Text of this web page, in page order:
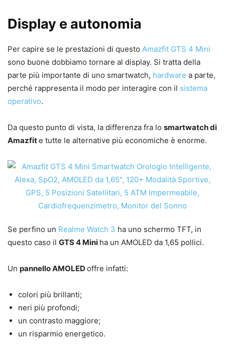
Display e autonomia
Per capire se le prestazioni di questo Amazfit GTS 4 Mini
sono buone dobbiamo tornare al display. Si tratta della
parte più importante di uno smartwatch, hardware a parte,
perché rappresenta il modo per interagire con il sistema
operativo.
Da questo punto di vista, la differenza fra lo smartwatch di
Amazfite tutte le alternative più economiche è enorme.
Se perfino un Realme Watch 3 ha uno schermo TFT, in
questo caso il GTS 4 Mini ha un AMOLED da 1,65 pollici.
Un pannello AMOLED offre infatti:
colori più brillanti;
neri più profondi;
un contrasto maggiore;
un risparmio energetico.